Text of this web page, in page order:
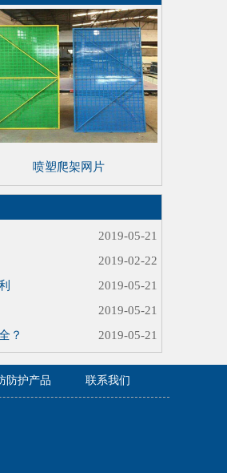
喷塑爬架网片
2019-05-21
2019-02-22
2019-05-21
2019-05-21
2019-05-21
？
防护产品 联系我们